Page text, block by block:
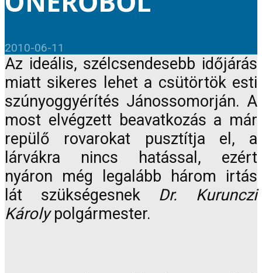
2010-06-11
Az ideális, szélcsendesebb időjárás
miatt sikeres lehet a csütörtök esti
szúnyoggyérítés Jánossomorján. A
most elvégzett beavatkozás a már
repülő rovarokat pusztítja el, a
lárvákra nincs hatással, ezért
nyáron még legalább három irtás
lát szükségesnek Dr. Kurunczi
Károlypolgármester.